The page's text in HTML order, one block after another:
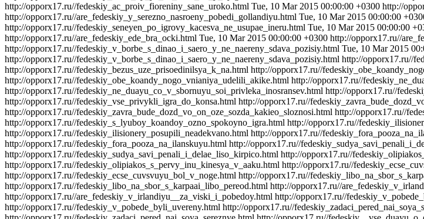
http://opporx17.ru//fedeskiy_ac_proiv_fioreniny_sane_uroko.html Tue, 10 Mar 2015 00:00:00 +0300 http://
http://opporx17.ru//are_fedeskiy_y_serezno_nasroeny_pobedi_gollandiyu.html Tue, 10 Mar 2015 00:00:00
http://opporx17.ru//fedeskiy_seneyen_po_igrovy_kacesva_ne_usupae_ineru.html Tue, 10 Mar 2015 00:00:00
http://opporx17.ru//are_fedeskiy_ede_bra_ocki.html Tue, 10 Mar 2015 00:00:00 +0300 http://opporx17.ru//
http://opporx17.ru//fedeskiy_v_borbe_s_dinao_i_saero_y_ne_naereny_sdava_pozisiy.html Tue, 10 Mar 2015
http://opporx17.ru//fedeskiy_v_borbe_s_dinao_i_saero_y_ne_naereny_sdava_pozisiy.html http://opporx17.ru//
http://opporx17.ru//fedeskiy_bezus_uze_prisoedinilsya_k_na.html http://opporx17.ru//
http://opporx17.ru//fedeskiy_obe_koandy_nogo_vnianiya_udelili_akike.html http://opporx17.ru//
http://opporx17.ru//fedeskiy_ne_duayu_co_v_sbornuyu_soi_privleka_inosransev.html http://opporx17.ru//
http://opporx17.ru//fedeskiy_vse_privykli_igra_do_konsa.html http://opporx17.ru//
http://opporx17.ru//fedeskiy_zavra_bude_dozd_vo_on_oze_sozda_kakieo_sloznosi.html http://opporx17.ru//
http://opporx17.ru//fedeskiy_s_lyuboy_koandoy_ozno_spokoyno_igra.html http://opporx17.ru//
http://opporx17.ru//fedeskiy_ilisionery_posupili_neadekvano.html http://opporx17.ru//
http://opporx17.ru//fedeskiy_fora_pooza_na_ilanskuyu.html http://opporx17.ru//
http://opporx17.ru//fedeskiy_sudya_savi_penali_i_delae_liso_kirpico.html http://opporx17.ru//
http://opporx17.ru//fedeskiy_olipiakos_s_pervy_inu_kinesya_v_aaku.html http://opporx17.ru//
http://opporx17.ru//fedeskiy_ecse_cuvsvuyu_bol_v_noge.html http://opporx17.ru//
http://opporx17.ru//fedeskiy_libo_na_sbor_s_karpaai_libo_pereod.html http://opporx17.ru//
http://opporx17.ru//are_fedeskiy_v_irlandiyu__za_viski_i_pobedoy.html http://opporx17.ru//
http://opporx17.ru//fedeskiy_v_pobede_byli_uvereny.html http://opporx17.ru//